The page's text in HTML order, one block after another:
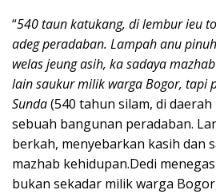
“540 taun katukang, di lembur ieu
adeg peradaban. Lampah anu
welas jeung asih, ka sadaya
lain saukur milik warga Bogor, tapi
Sunda(540 tahun silam, di
sebuah bangunan peradaban.
berkah, menyebarkan kasih dan
mazhab kehidupan.Dedi
bukan sekadar milik warga